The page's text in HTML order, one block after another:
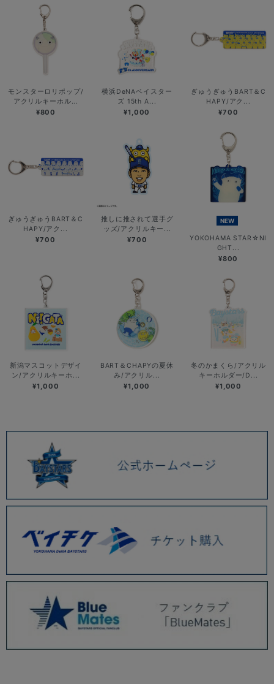
モンスターロリポップ/
アクリルキーホル...
¥800
横浜DeNAベイスター
ズ 15th A...
¥1,000
ぎゅうぎゅうBART＆C
HAPY/アク...
¥700
ぎゅうぎゅうBART＆C
HAPY/アク...
¥700
推しに推されて選手グ
ッズ/アクリルキー...
¥700
NEW
YOKOHAMA STAR☆NI
GHT...
¥800
新潟マスコットデザイ
ン/アクリルキーホ...
¥1,000
BART＆CHAPYの夏休
み/アクリル...
¥1,000
冬のかまくら/アクリル
キーホルダー/D...
¥1,000